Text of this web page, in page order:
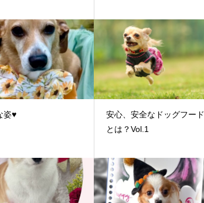
姿♥
安心、安全なドッグフード
とは？Vol.1